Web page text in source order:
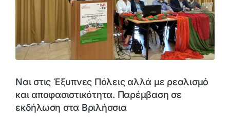
Ναι στις Έξυπνες Πόλεις αλλά με ρεαλισμό
και αποφασιστικότητα. Παρέμβαση σε
εκδήλωση στα Βριλήσσια